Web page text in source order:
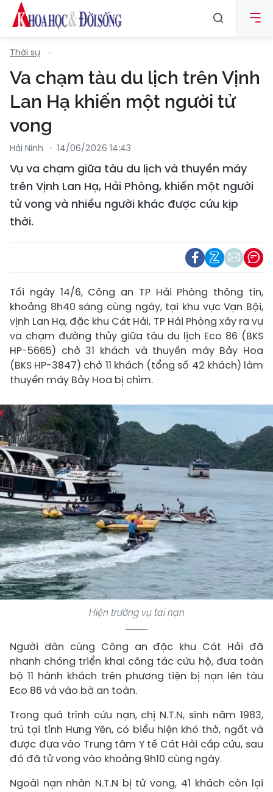
Thời sự
Va chạm tàu du lịch trên Vịnh
Lan Hạ khiến một người tử
vong
Hải Ninh 14/06/2026 14:43
Vụ va chạm giữa tàu du lịch và thuyền máy
trên Vịnh Lan Hạ, Hải Phòng, khiến một người
tử vong và nhiều người khác được cứu kịp
thời.
Tối ngày 14/6, Công an TP Hải Phòng thông tin,
khoảng 8h40 sáng cùng ngày, tại khu vực Vạn Bội,
vịnh Lan Hạ, đặc khu Cát Hải, TP Hải Phòng xảy ra vụ
va chạm đường thủy giữa tàu du lịch Eco 86 (BKS
HP-5665) chở 31 khách và thuyền máy Bảy Hoa
(BKS HP-3847) chở 11 khách (tổng số 42 khách) làm
thuyền máy Bảy Hoa bị chìm.
Hiện trường vụ tai nạn
Người dân cùng Công an đặc khu Cát Hải đã
nhanh chóng triển khai công tác cứu hộ, đưa toàn
bộ 11 hành khách trên phương tiện bị nạn lên tàu
Eco 86 và vào bờ an toàn.
Trong quá trình cứu nạn, chị N.T.N, sinh năm 1983,
trú tại tỉnh Hưng Yên, có biểu hiện khó thở, ngất và
được đưa vào Trung tâm Y tế Cát Hải cấp cứu, sau
đó đã tử vong vào khoảng 9h10 cùng ngày.
Ngoài nạn nhân N.T.N bị tử vong, 41 khách còn lại